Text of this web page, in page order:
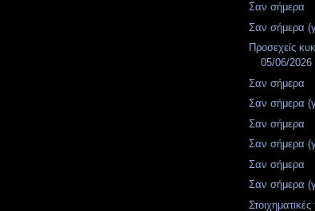
Σαν σήμερα
Σαν σήμερα
Προσεχείς
05/06/2026
Σαν σήμερα
Σαν σήμερα
Σαν σήμερα
Σαν σήμερα
Σαν σήμερα
Σαν σήμερα